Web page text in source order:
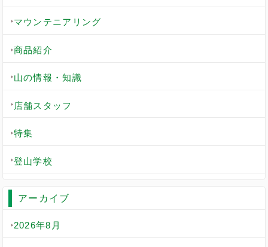
マウンテニアリング
商品紹介
山の情報・知識
店舗スタッフ
特集
登山学校
アーカイブ
2026年8月